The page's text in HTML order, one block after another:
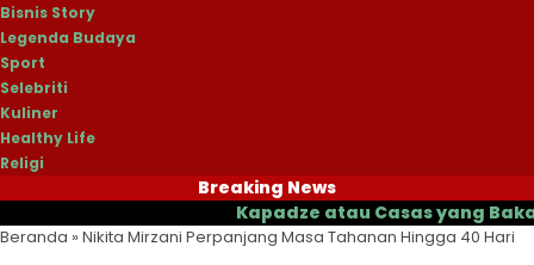
Bisnis Story
Legenda Budaya
Sport
Selebriti
Kuliner
Healthy Life
Religi
Breaking News
Kapadze atau Casas yang Bakal Jadi
Beranda »Nikita Mirzani Perpanjang Masa Tahanan Hingga 40 Hari